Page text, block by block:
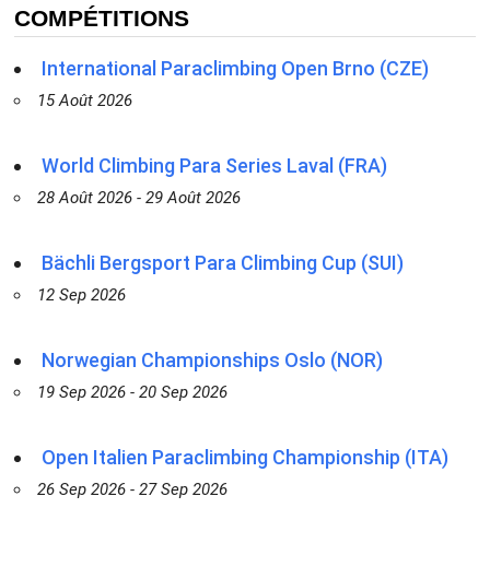
COMPÉTITIONS
International Paraclimbing Open Brno (CZE)
15 Août 2026
World Climbing Para Series Laval (FRA)
28 Août 2026 - 29 Août 2026
Bächli Bergsport Para Climbing Cup (SUI)
12 Sep 2026
Norwegian Championships Oslo (NOR)
19 Sep 2026 - 20 Sep 2026
Open Italien Paraclimbing Championship (ITA)
26 Sep 2026 - 27 Sep 2026